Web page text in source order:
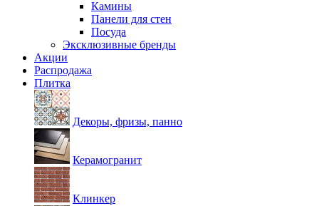
Камины
Панели для стен
Посуда
Эксклюзивные бренды
Акции
Распродажа
Плитка
Декоры, фризы, панно
Керамогранит
Клинкер